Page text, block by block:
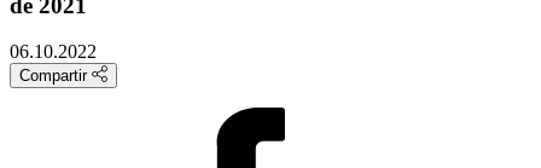
de 2021
06.10.2022
Compartir